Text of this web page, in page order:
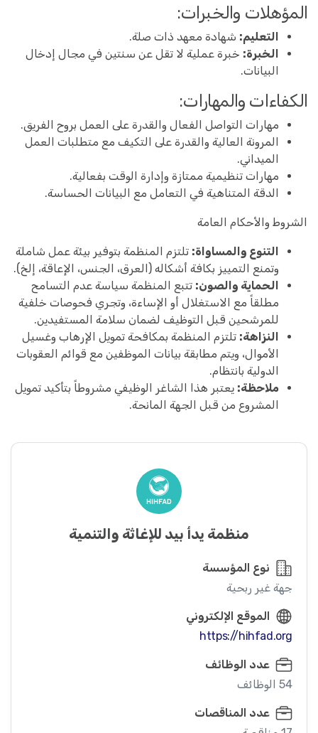
المؤهلات والخبرات:
التعليم: شهادة معهد ذات صلة.
الخبرة: خبرة عملية لا تقل عن سنتين في مجال إدخال
البيانات.
الكفاءات والمهارات:
مهارات التواصل الفعال والقدرة على العمل بروح الفريق.
المرونة العالية والقدرة على التكيف مع متطلبات العمل
الميداني.
مهارات تنظيمية ممتازة وإدارة الوقت بفعالية.
الدقة المتناهية في التعامل مع البيانات الحساسة.
الشروط والأحكام العامة
التنوع والمساواة: تلتزم المنظمة بتوفير بيئة عمل شاملة
وتمنع التمييز بكافة أشكاله (العرق، الجنس، الإعاقة، إلخ).
الحماية والصون: تتبع المنظمة سياسة عدم التسامح
مطلقاً مع الاستغلال أو الإساءة، وتجري فحوصات خلفية
للمرشحين قبل التوظيف لضمان سلامة المستفيدين.
النزاهة: تلتزم المنظمة بمكافحة تمويل الإرهاب وغسيل
الأموال، ويتم مطابقة بيانات الموظفين مع قوائم العقوبات
الدولية بانتظام.
ملاحظة: يعتبر هذا الشاغر الوظيفي مشروطاً بتأكيد تمويل
المشروع من قبل الجهة المانحة.
منظمة يدأ بيد للإغاثة والتنمية
نوع المؤسسة
جهة غير ربحية
الموقع الإلكتروني
https://hihfad.org
عدد الوظائف
54 الوظائف
عدد المناقصات